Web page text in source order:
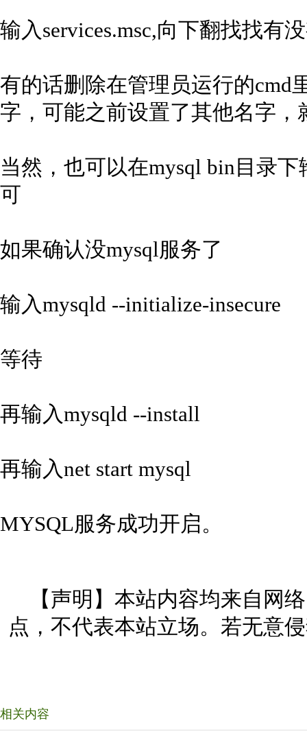
输入services.msc,向下翻找找有
有的话删除在管理员运行的cmd
字，可能之前设置了其他名字，
当然，也可以在mysql bin目录下
可
如果确认没mysql服务了
输入mysqld --initialize-insecure
等待
再输入mysqld --install
再输入net start mysql
MYSQL服务成功开启。
【声明】本站内容均来自网
点，不代表本站立场。若无意
相关内容